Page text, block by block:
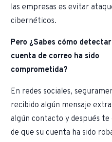
las empresas es evitar
cibernéticos.
Pero ¿Sabes cómo
cuenta de correo ha sido
comprometida?
En redes sociales,
recibido algún mensaje
algún contacto y después te
de que su cuenta ha sido